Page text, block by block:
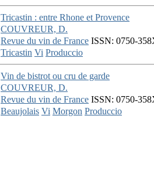
Tricastin : entre Rhone et Provence
COUVREUR, D.
Revue du vin de France ISSN: 0750-
Tricastin Vi Produccio
Vin de bistrot ou cru de garde
COUVREUR, D.
Revue du vin de France ISSN: 0750-
Beaujolais Vi Morgon Produccio